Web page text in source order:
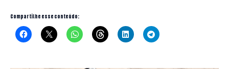
Compartilhe esse conteúdo: